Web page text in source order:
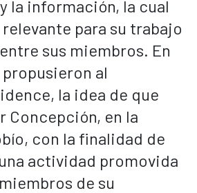
la información, la cual
para su trabajo
sus miembros. En
al
la idea de que
Concepción, en la
con la finalidad de
actividad promovida
de su